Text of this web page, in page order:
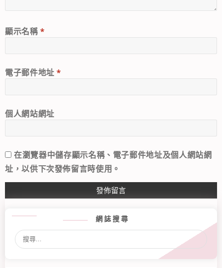
顯示名稱*
電子郵件地址*
個人網站網址
在瀏覽器中儲存顯示名稱、電子郵件地址及個人網站網
址，以供下次發佈留言時使用。
網誌搜尋